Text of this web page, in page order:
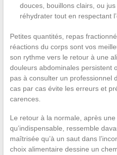
douces, bouillons clairs, ou
réhydrater tout en respectant
Petites quantités, repas
réactions du corps sont vos
son rythme vers le retour à une
douleurs abdominales persistent
pas à consulter un professionnel
cas par cas évite les erreurs et
carences.
Le retour à la normale, après
qu’indispensable, ressemble
maîtrisée qu’à un saut dans
choix alimentaire dessine un